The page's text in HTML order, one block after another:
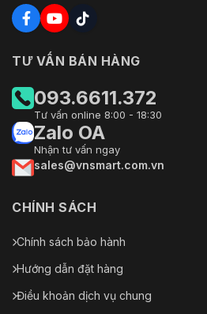
TƯ VẤN BÁN HÀNG
093.6611.372
Tư vấn online 8:00 - 18:30
Zalo OA
Nhận tư vấn ngay
sales@vnsmart.com.vn
CHÍNH SÁCH
Chính sách bảo hành
Hướng dẫn đặt hàng
Điều khoản dịch vụ chung